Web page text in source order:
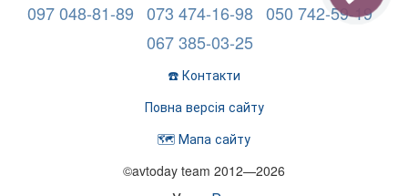
097 048-81-89 073 474-16-98 050 742-59-19
067 385-03-25
☎️ Контакти
Повна версія сайту
🗺️ Мапа сайту
©avtoday team 2012—2026